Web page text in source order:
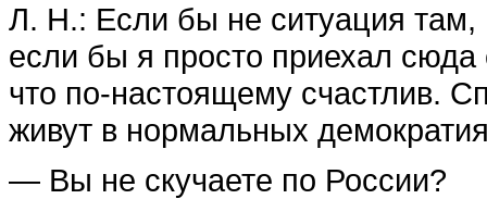
Л. Н.: Если бы не ситуация
если бы я просто приехал сюда
что по-настоящему счастлив.
живут в нормальных
— Вы не скучаете по России?